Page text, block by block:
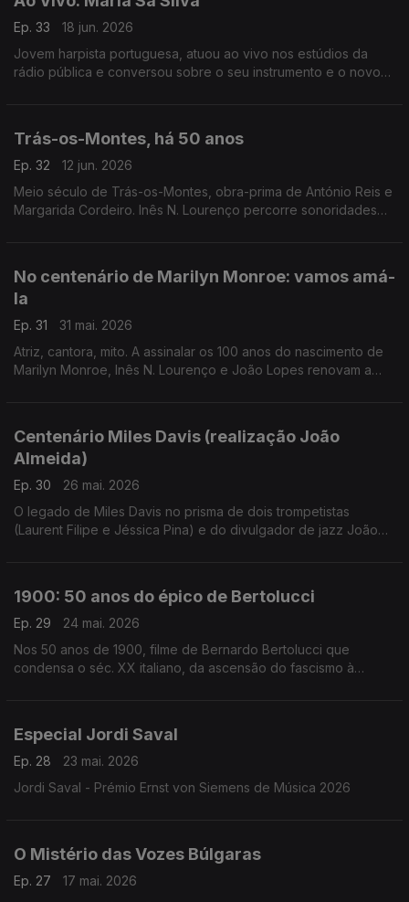
Ep. 33
18 jun. 2026
Jovem harpista portuguesa, atuou ao vivo nos estúdios da
rádio pública e conversou sobre o seu instrumento e o novo
Trás-os-Montes, há 50 anos
Ep. 32
12 jun. 2026
Meio século de Trás-os-Montes, obra-prima de António Reis e
Margarida Cordeiro. Inês N. Lourenço percorre sonoridades
No centenário de Marilyn Monroe: vamos amá-
la
Ep. 31
31 mai. 2026
Atriz, cantora, mito. A assinalar os 100 anos do nascimento de
Marilyn Monroe, Inês N. Lourenço e João Lopes renovam a
Centenário Miles Davis (realização João
Almeida)
Ep. 30
26 mai. 2026
O legado de Miles Davis no prisma de dois trompetistas
(Laurent Filipe e Jéssica Pina) e do divulgador de jazz João
Tutu e Doo Bop.
1900: 50 anos do épico de Bertolucci
Ep. 29
24 mai. 2026
Nos 50 anos de 1900, filme de Bernardo Bertolucci que
condensa o séc. XX italiano, da ascensão do fascismo à
Especial Jordi Saval
Ep. 28
23 mai. 2026
Jordi Saval - Prémio Ernst von Siemens de Música 2026
O Mistério das Vozes Búlgaras
Ep. 27
17 mai. 2026